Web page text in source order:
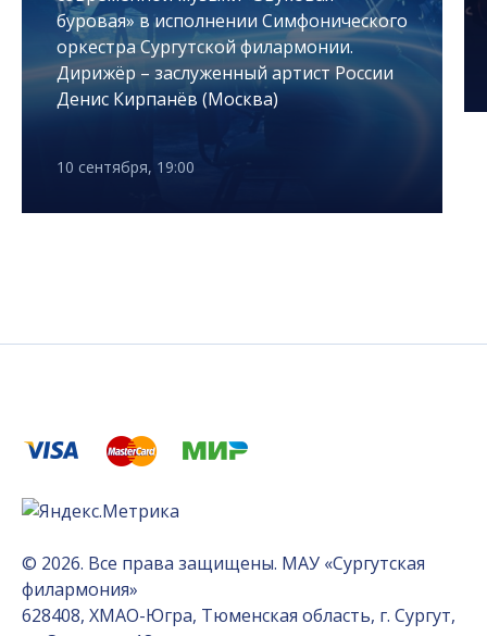
буровая» в исполнении Симфонического
оркестра Сургутской филармонии.
Дирижёр – заслуженный артист России
Денис Кирпанёв (Москва)
10 сентября, 19:00
© 2026. Все права защищены. МАУ «Сургутская
филармония»
628408, ХМАО-Югра, Тюменская область, г. Сургут,